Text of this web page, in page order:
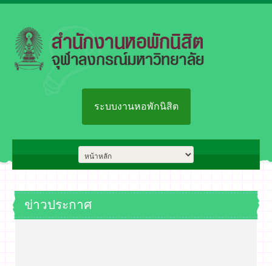
ระบบงานหอพักนิสิต
ข่าวประกาศ